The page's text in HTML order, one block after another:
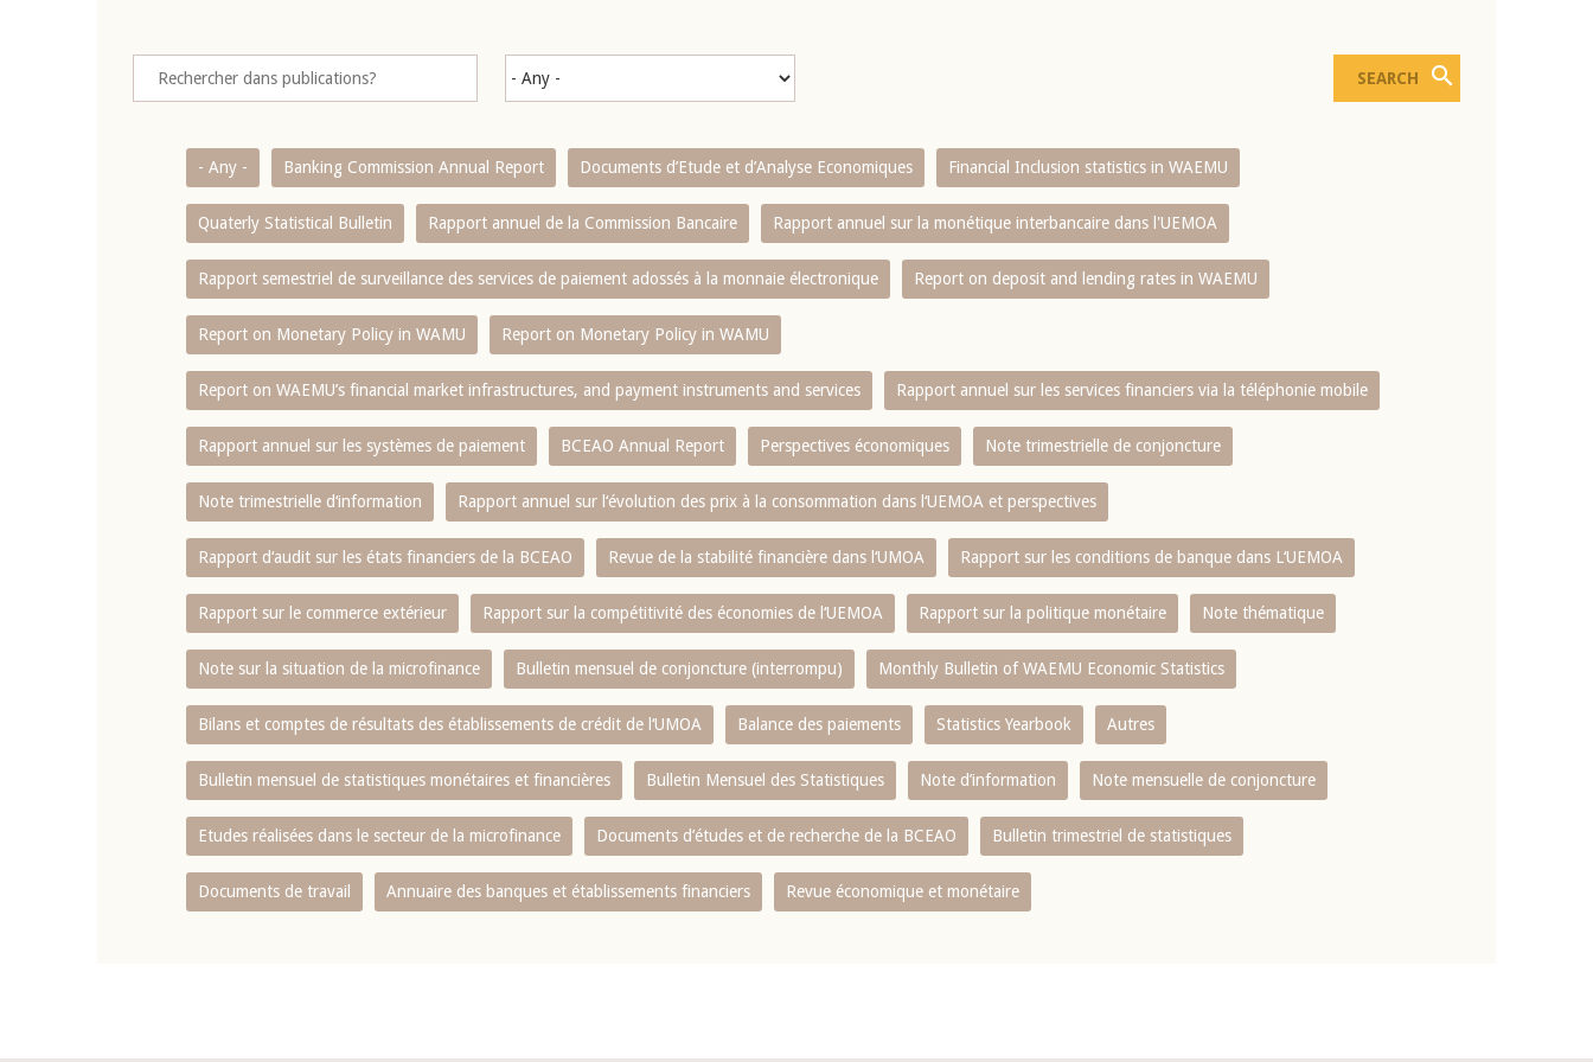
- Any - Banking Commission Annual Report Documents d’Etude et d’Analyse Economiques Financial Inclusion statistics in WAEMU
Quaterly Statistical Bulletin Rapport annuel de la Commission Bancaire Rapport annuel sur la monétique interbancaire dans l'UEMOA
Rapport semestriel de surveillance des services de paiement adossés à la monnaie électronique Report on deposit and lending rates in WAEMU
Report on Monetary Policy in WAMU Report on Monetary Policy in WAMU
Report on WAEMU’s financial market infrastructures, and payment instruments and services Rapport annuel sur les services financiers via la téléphonie mobile
Rapport annuel sur les systèmes de paiement BCEAO Annual Report Perspectives économiques Note trimestrielle de conjoncture
Note trimestrielle d‘information Rapport annuel sur l‘évolution des prix à la consommation dans l‘UEMOA et perspectives
Rapport d‘audit sur les états financiers de la BCEAO Revue de la stabilité financière dans l‘UMOA Rapport sur les conditions de banque dans L‘UEMOA
Rapport sur le commerce extérieur Rapport sur la compétitivité des économies de l‘UEMOA Rapport sur la politique monétaire Note thématique
Note sur la situation de la microfinance Bulletin mensuel de conjoncture (interrompu) Monthly Bulletin of WAEMU Economic Statistics
Bilans et comptes de résultats des établissements de crédit de l‘UMOA Balance des paiements Statistics Yearbook Autres
Bulletin mensuel de statistiques monétaires et financières Bulletin Mensuel des Statistiques Note d’information Note mensuelle de conjoncture
Etudes réalisées dans le secteur de la microfinance Documents d’études et de recherche de la BCEAO Bulletin trimestriel de statistiques
Documents de travail Annuaire des banques et établissements financiers Revue économique et monétaire